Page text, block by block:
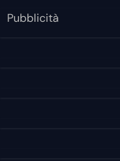
Pubblicità